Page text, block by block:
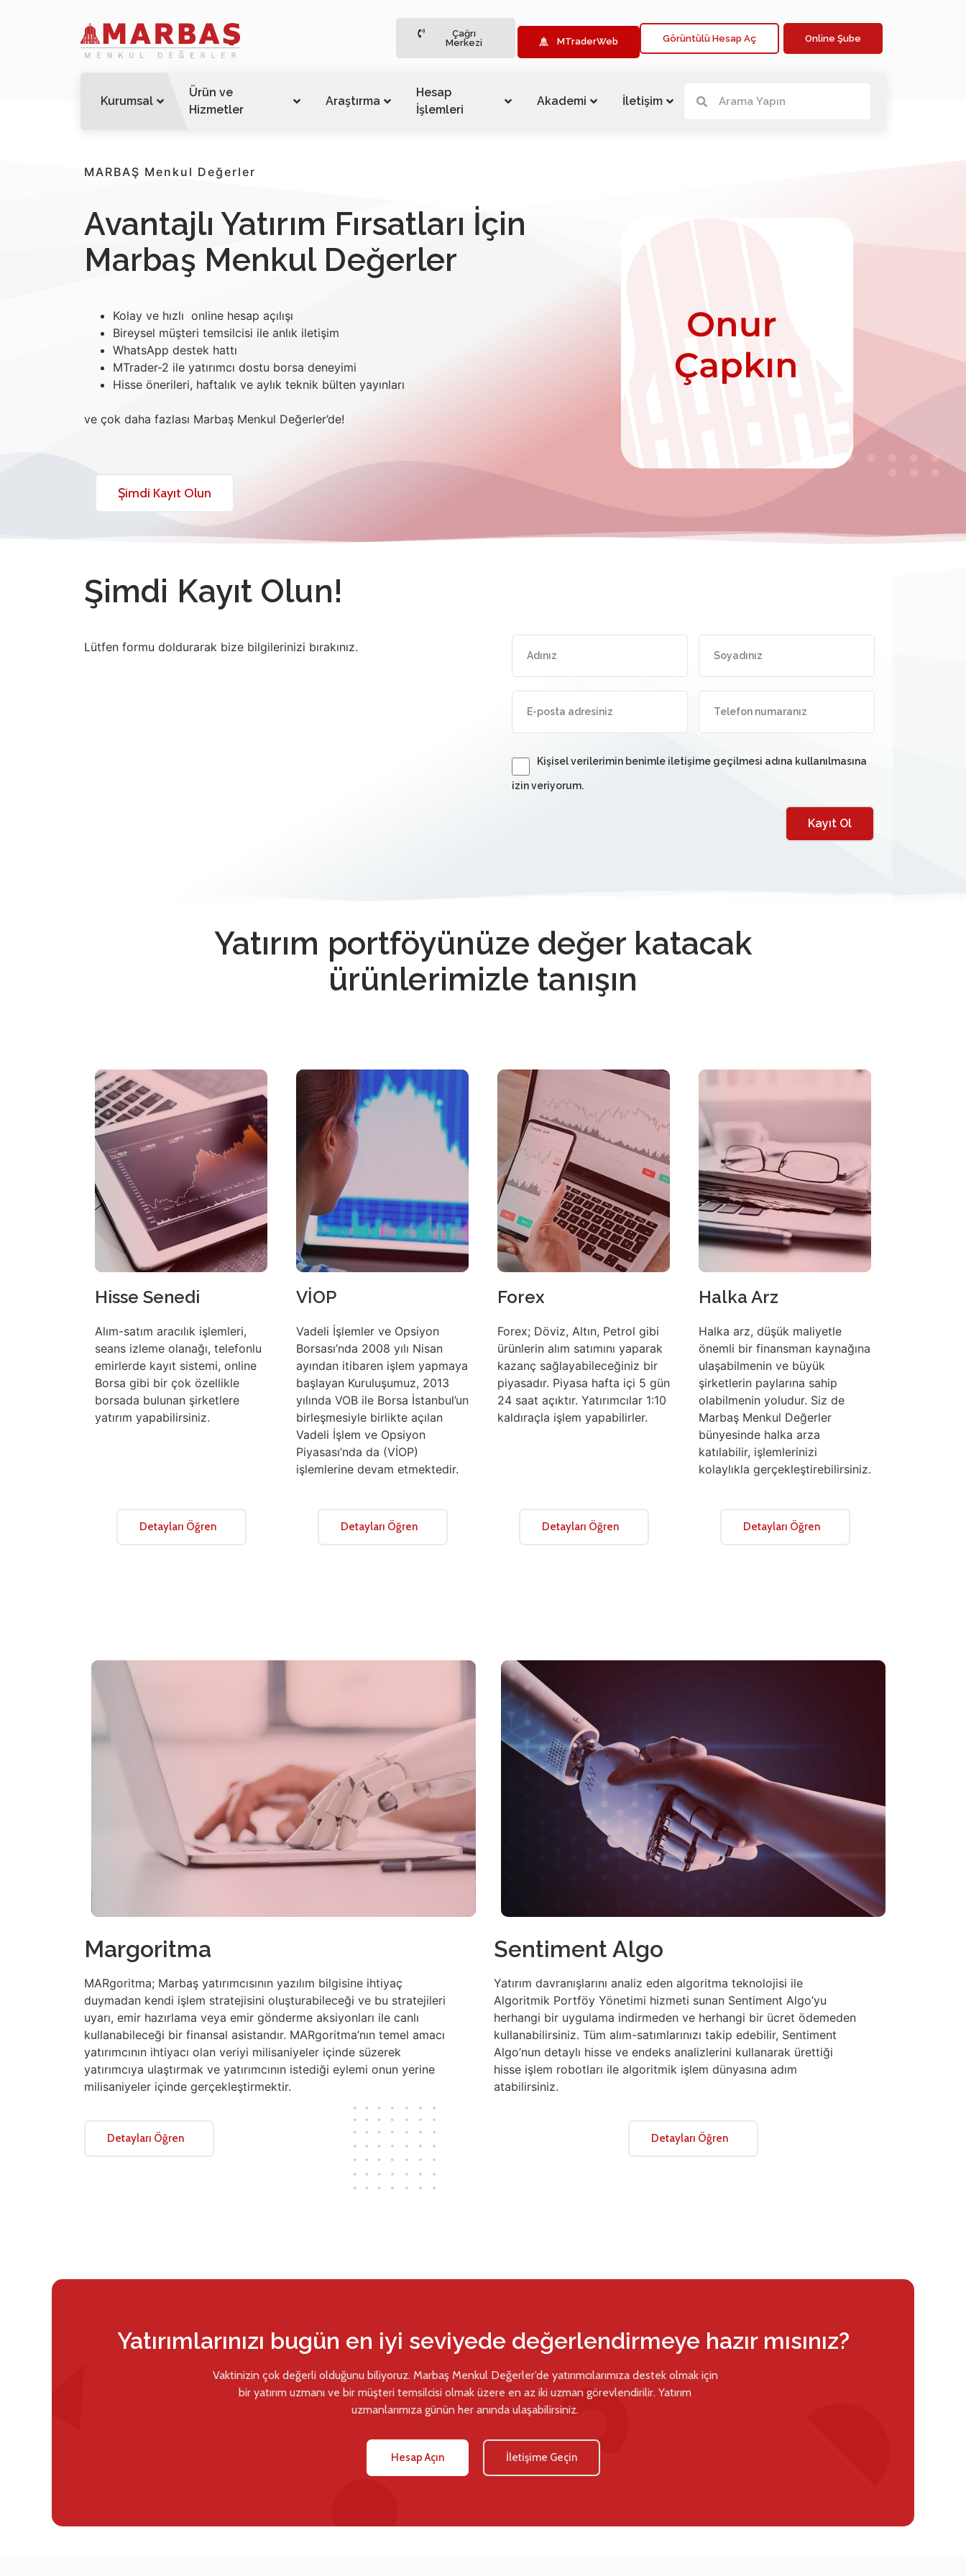
Çağrı
Merkezi
MTraderWeb Görüntülü Hesap Aç Online Şube
Kurumsal
Ürün ve
Hizmetler
Araştırma
Hesap
İşlemleri
Akademi İletişim
MARBAŞ Menkul Değerler
Avantajlı Yatırım Fırsatları İçin
Marbaş Menkul Değerler
Kolay ve hızlı online hesap açılışı
Bireysel müşteri temsilcisi ile anlık iletişim
WhatsApp destek hattı
MTrader-2 ile yatırımcı dostu borsa deneyimi
Hisse önerileri, haftalık ve aylık teknik bülten yayınları
ve çok daha fazlası Marbaş Menkul Değerler’de!
Şimdi Kayıt Olun
Şimdi Kayıt Olun!
Lütfen formu doldurarak bize bilgilerinizi bırakınız.
Kişisel verilerimin benimle iletişime geçilmesi adına kullanılmasına
izin veriyorum.
Kayıt Ol
Yatırım portföyünüze değer katacak
ürünlerimizle tanışın
Hisse Senedi
Alım-satım aracılık işlemleri,
seans izleme olanağı, telefonlu
emirlerde kayıt sistemi, online
Borsa gibi bir çok özellikle
borsada bulunan şirketlere
yatırım yapabilirsiniz.
Detayları Öğren
VİOP
Vadeli İşlemler ve Opsiyon
Borsası’nda 2008 yılı Nisan
ayından itibaren işlem yapmaya
başlayan Kuruluşumuz, 2013
yılında VOB ile Borsa İstanbul’un
birleşmesiyle birlikte açılan
Vadeli İşlem ve Opsiyon
Piyasası’nda da (VİOP)
işlemlerine devam etmektedir.
Detayları Öğren
Forex
Forex; Döviz, Altın, Petrol gibi
ürünlerin alım satımını yaparak
kazanç sağlayabileceğiniz bir
piyasadır. Piyasa hafta içi 5 gün
24 saat açıktır. Yatırımcılar 1:10
kaldıraçla işlem yapabilirler.
Detayları Öğren
Halka Arz
Halka arz, düşük maliyetle
önemli bir finansman kaynağına
ulaşabilmenin ve büyük
şirketlerin paylarına sahip
olabilmenin yoludur. Siz de
Marbaş Menkul Değerler
bünyesinde halka arza
katılabilir, işlemlerinizi
kolaylıkla gerçekleştirebilirsiniz.
Detayları Öğren
Margoritma
MARgoritma; Marbaş yatırımcısının yazılım bilgisine ihtiyaç
duymadan kendi işlem stratejisini oluşturabileceği ve bu stratejileri
uyarı, emir hazırlama veya emir gönderme aksiyonları ile canlı
kullanabileceği bir finansal asistandır. MARgoritma’nın temel amacı
yatırımcının ihtiyacı olan veriyi milisaniyeler içinde süzerek
yatırımcıya ulaştırmak ve yatırımcının istediği eylemi onun yerine
milisaniyeler içinde gerçekleştirmektir.
Detayları Öğren
Sentiment Algo
Yatırım davranışlarını analiz eden algoritma teknolojisi ile
Algoritmik Portföy Yönetimi hizmeti sunan Sentiment Algo’yu
herhangi bir uygulama indirmeden ve herhangi bir ücret ödemeden
kullanabilirsiniz. Tüm alım-satımlarınızı takip edebilir, Sentiment
Algo’nun detaylı hisse ve endeks analizlerini kullanarak ürettiği
hisse işlem robotları ile algoritmik işlem dünyasına adım
atabilirsiniz.
Detayları Öğren
Yatırımlarınızı bugün en iyi seviyede değerlendirmeye hazır mısınız?
Vaktinizin çok değerli olduğunu biliyoruz. Marbaş Menkul Değerler’de yatırımcılarımıza destek olmak için
bir yatırım uzmanı ve bir müşteri temsilcisi olmak üzere en az iki uzman görevlendirilir. Yatırım
uzmanlarımıza günün her anında ulaşabilirsiniz.
Hesap Açın İletişime Geçin